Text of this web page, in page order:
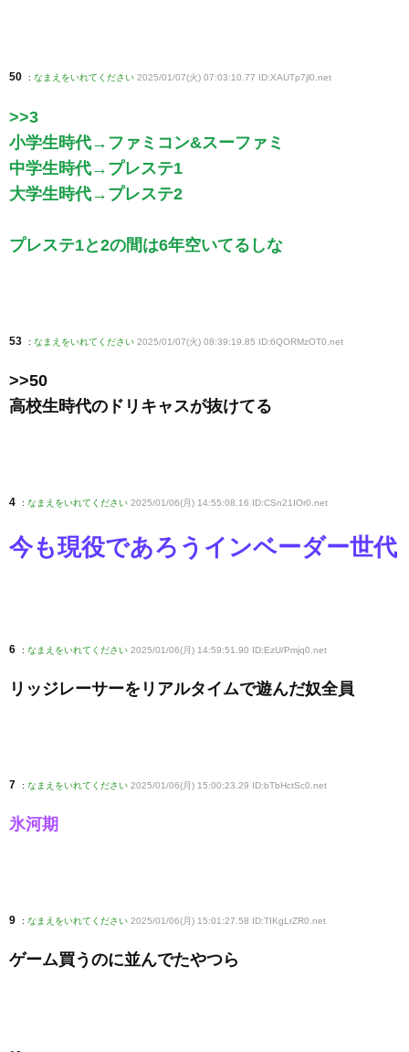
50 : なまえをいれてください 2025/01/07(火) 07:03:10.77 ID:XAUTp7jl0.net
>>3
小学生時代→ファミコン&スーファミ
中学生時代→プレステ1
大学生時代→プレステ2
プレステ1と2の間は6年空いてるしな
53 : なまえをいれてください 2025/01/07(火) 08:39:19.85 ID:6QORMzOT0 .net
>>50
高校生時代のドリキャスが抜けてる
4 : なまえをいれてください 2025/01/06(月) 14:55:08.16 ID:CSn21IOr0 .net
今も現役であろうインベーダー世代
6 : なまえをいれてください 2025/01/06(月) 14:59:51.90 ID:EzU/Pmjq0 .net
リッジレーサーをリアルタイムで遊んだ奴全員
7 : なまえをいれてください 2025/01/06(月) 15:00:23.29 ID:bTbHctSc0 .net
氷河期
9 : なまえをいれてください 2025/01/06(月) 15:01:27.58 ID:TIKgLrZR0.net
ゲーム買うのに並んでたやつら